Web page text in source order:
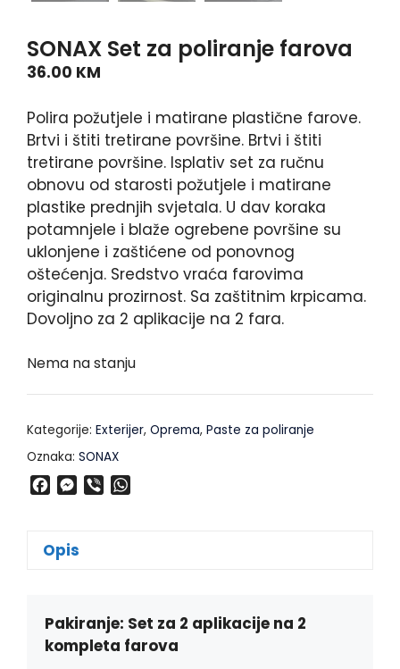
SONAX Set za poliranje farova
36.00 KM
Polira požutjele i matirane plastične farove.
Brtvi i štiti tretirane površine. Brtvi i štiti
tretirane površine. Isplativ set za ručnu
obnovu od starosti požutjele i matirane
plastike prednjih svjetala. U dav koraka
potamnjele i blaže ogrebene površine su
uklonjene i zaštićene od ponovnog
oštećenja. Sredstvo vraća farovima
originalnu prozirnost. Sa zaštitnim krpicama.
Dovoljno za 2 aplikacije na 2 fara.
Nema na stanju
Kategorije: Exterijer, Oprema, Paste za poliranje
Oznaka: SONAX
e
b
k
M
s
e
r
p
Opis
Pakiranje: Set za 2 aplikacije na 2
kompleta farova